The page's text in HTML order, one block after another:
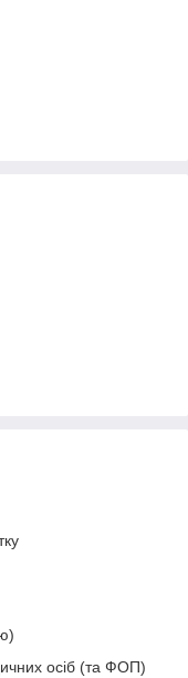
осіб (та ФОП)